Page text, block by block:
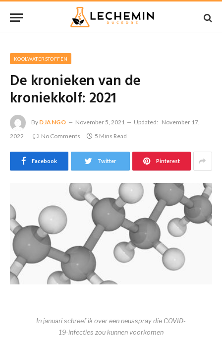
KOOLWATERSTOFFEN
De kronieken van de
kroniekkolf: 2021
By DJANGO November 5, 2021 Updated: November 17,
2022
No Comments 5 Mins Read
Facebook Twitter Pinterest
In januari schreef ik over een neusspray die COVID-
19-infecties zou kunnen voorkomen